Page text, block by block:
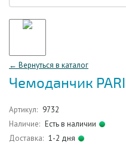
← Вернуться в каталог
Чемоданчик
Артикул: 9732
Наличие: Есть в наличии
Доставка: 1-2 дня